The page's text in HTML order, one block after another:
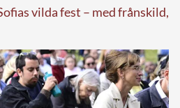
vilda fest – med frånskild,